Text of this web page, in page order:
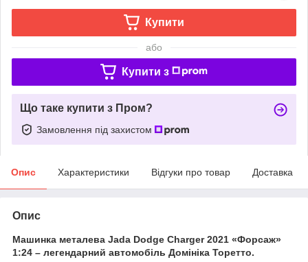
Купити
або
Купити з
Що таке купити з Пром?
Замовлення під захистом
Опис Характеристики Відгуки про товар Доставка
Опис
Машинка металева Jada Dodge Charger 2021 «Форсаж»
1:24 – легендарний автомобіль Домініка Торетто.